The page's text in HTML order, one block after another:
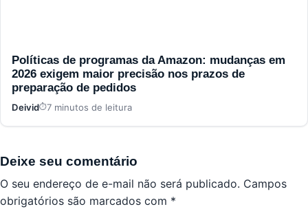
Políticas de programas da Amazon: mudanças em
2026 exigem maior precisão nos prazos de
preparação de pedidos
Deivid 7 minutos de leitura
Deixe seu comentário
O seu endereço de e-mail não será publicado. Campos
obrigatórios são marcados com *